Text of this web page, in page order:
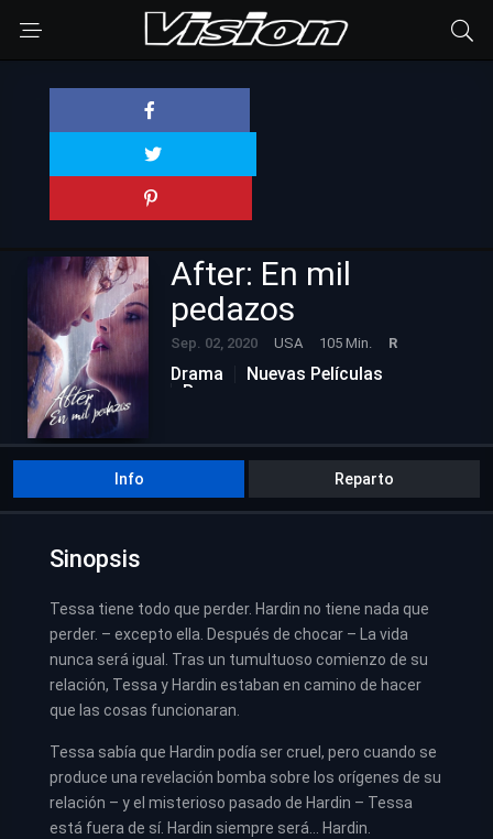
After: En mil
pedazos
Sep. 02, 2020 USA 105 Min. R
Drama
Nuevas Películas
Romance
Info Reparto
Sinopsis
Tessa tiene todo que perder. Hardin no tiene nada que
perder. – excepto ella. Después de chocar – La vida
nunca será igual. Tras un tumultuoso comienzo de su
relación, Tessa y Hardin estaban en camino de hacer
que las cosas funcionaran.
Tessa sabía que Hardin podía ser cruel, pero cuando se
produce una revelación bomba sobre los orígenes de su
relación – y el misterioso pasado de Hardin – Tessa
está fuera de sí. Hardin siempre será… Hardin.